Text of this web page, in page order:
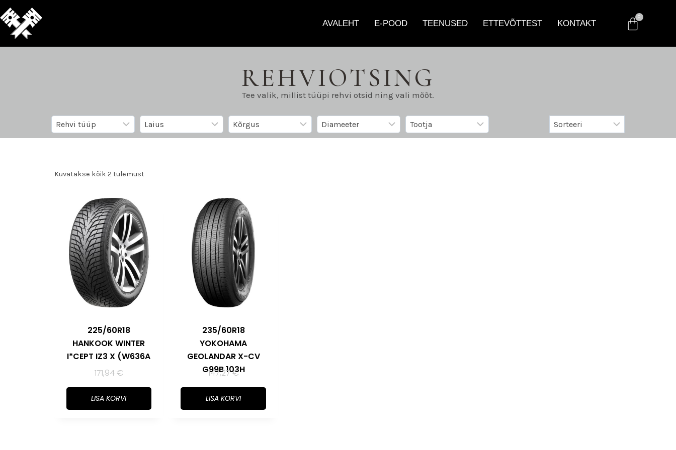
AVALEHT E-POOD TEENUSED ETTEVÕTTEST KONTAKT
REHVIOTSING
Tee valik, millist tüüpi rehvi otsid ning vali mõõt.
Kuvatakse kõik 2 tulemust
225/60R18
HANKOOK WINTER
I*CEPT IZ3 X (W636A
171,94€
LISA KORVI
235/60R18
YOKOHAMA
GEOLANDAR X-CV
G99B 103H
147,27€
LISA KORVI